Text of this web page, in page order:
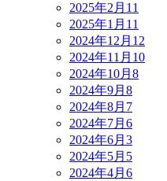
2025年2月 11
2025年1月 11
2024年12月 12
2024年11月 10
2024年10月 8
2024年9月 8
2024年8月 7
2024年7月 6
2024年6月 3
2024年5月 5
2024年4月 6